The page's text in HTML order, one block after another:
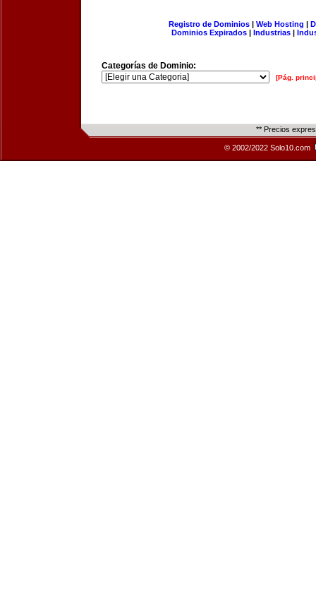
Registro de Dominios| Web Hosting |
Dominios Expirados | Industrias |
Categorías de Dominio:
[Pág.
** Precios
© 2002/2022 Solo10.com